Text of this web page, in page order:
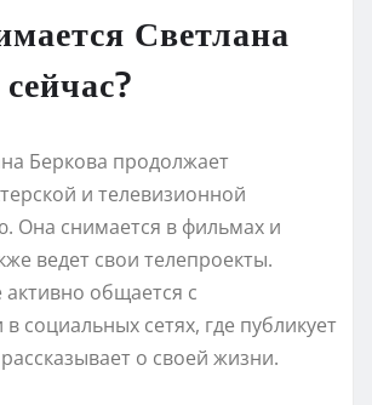
Светлана
Беркова продолжает
и телевизионной
Она снимается в фильмах и
ведет свои телепроекты.
активно общается с
социальных сетях, где публикует
о своей жизни.